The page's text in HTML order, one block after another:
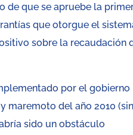
de que se apruebe la
que otorgue el
sobre la recaudación
por el gobierno
maremoto del año 2010 (sin
sido un obstáculo